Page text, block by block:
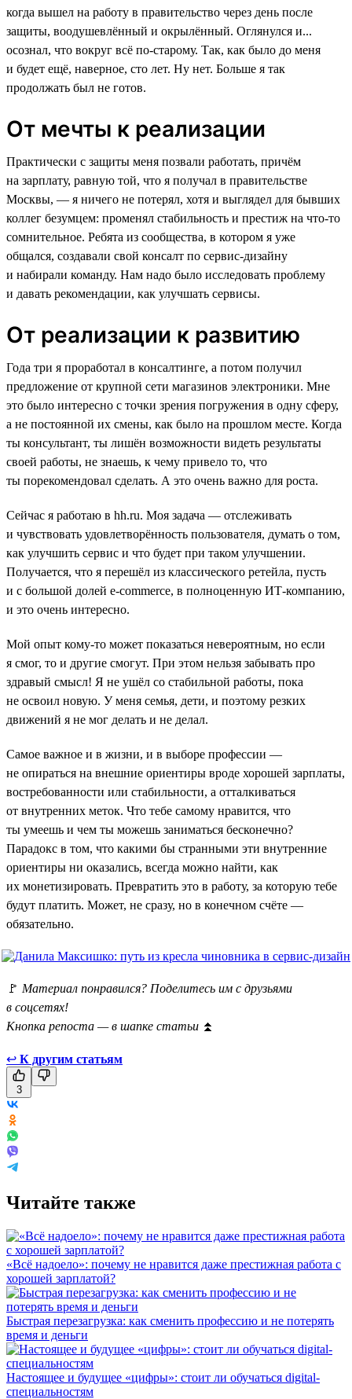
когда вышел на работу в правительство через день после
защиты, воодушевлённый и окрылённый. Оглянулся и...
осознал, что вокруг всё по-старому. Так, как было до меня
и будет ещё, наверное, сто лет. Ну нет. Больше я так
продолжать был не готов.
От мечты к реализации
Практически с защиты меня позвали работать, причём
на зарплату, равную той, что я получал в правительстве
Москвы, — я ничего не потерял, хотя и выглядел для бывших
коллег безумцем: променял стабильность и престиж на что-то
сомнительное. Ребята из сообщества, в котором я уже
общался, создавали свой консалт по сервис-дизайну
и набирали команду. Нам надо было исследовать проблему
и давать рекомендации, как улучшать сервисы.
От реализации к развитию
Года три я проработал в консалтинге, а потом получил
предложение от крупной сети магазинов электроники. Мне
это было интересно с точки зрения погружения в одну сферу,
а не постоянной их смены, как было на прошлом месте. Когда
ты консультант, ты лишён возможности видеть результаты
своей работы, не знаешь, к чему привело то, что
ты порекомендовал сделать. А это очень важно для роста.
Сейчас я работаю в hh.ru. Моя задача — отслеживать
и чувствовать удовлетворённость пользователя, думать о том,
как улучшить сервис и что будет при таком улучшении.
Получается, что я перешёл из классического ретейла, пусть
и с большой долей e-commerce, в полноценную ИТ-компанию,
и это очень интересно.
Мой опыт кому-то может показаться невероятным, но если
я смог, то и другие смогут. При этом нельзя забывать про
здравый смысл! Я не ушёл со стабильной работы, пока
не освоил новую. У меня семья, дети, и поэтому резких
движений я не мог делать и не делал.
Самое важное и в жизни, и в выборе профессии —
не опираться на внешние ориентиры вроде хорошей зарплаты,
востребованности или стабильности, а отталкиваться
от внутренних меток. Что тебе самому нравится, что
ты умеешь и чем ты можешь заниматься бесконечно?
Парадокс в том, что какими бы странными эти внутренние
ориентиры ни оказались, всегда можно найти, как
их монетизировать. Превратить это в работу, за которую тебе
будут платить. Может, не сразу, но в конечном счёте —
обязательно.
🚩 Материал понравился? Поделитесь им с друзьями
в соцсетях!
Кнопка репоста — в шапке статьи ⏫
↩ К другим статьям
3
Читайте также
«Всё надоело»: почему не нравится даже престижная работа с
хорошей зарплатой?
Быстрая перезагрузка: как сменить профессию и не потерять
время и деньги
Настоящее и будущее «цифры»: стоит ли обучаться digital-
специальностям